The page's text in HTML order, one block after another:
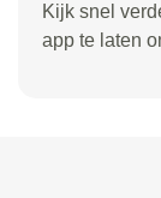
Kijk snel
app te laten